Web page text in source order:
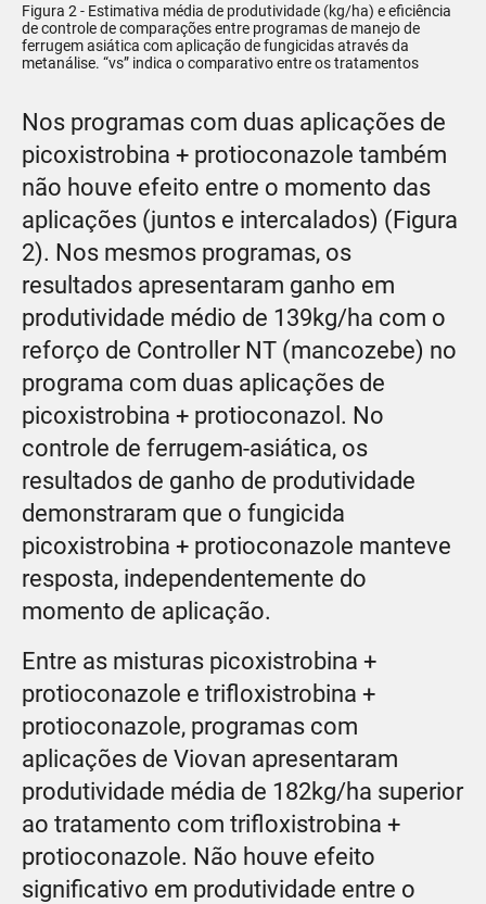
Figura 2 - Estimativa média de produtividade (kg/ha) e eficiência
de controle de comparações entre programas de manejo de
ferrugem asiática com aplicação de fungicidas através da
metanálise. “vs” indica o comparativo entre os tratamentos
Nos programas com duas aplicações de
picoxistrobina + protioconazole também
não houve efeito entre o momento das
aplicações (juntos e intercalados) (Figura
2). Nos mesmos programas, os
resultados apresentaram ganho em
produtividade médio de 139kg/ha com o
reforço de Controller NT (mancozebe) no
programa com duas aplicações de
picoxistrobina + protioconazol. No
controle de ferrugem-asiática, os
resultados de ganho de produtividade
demonstraram que o fungicida
picoxistrobina + protioconazole manteve
resposta, independentemente do
momento de aplicação.
Entre as misturas picoxistrobina +
protioconazole e trifloxistrobina +
protioconazole, programas com
aplicações de Viovan apresentaram
produtividade média de 182kg/ha superior
ao tratamento com trifloxistrobina +
protioconazole. Não houve efeito
significativo em produtividade entre o